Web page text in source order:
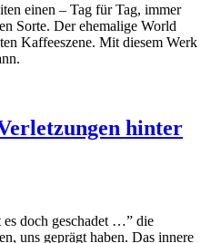
einen – Tag für Tag, immer
Sorte. Der ehemalige World
Kaffeeszene. Mit diesem Werk
hinter
doch geschadet …” die
uns geprägt haben. Das innere